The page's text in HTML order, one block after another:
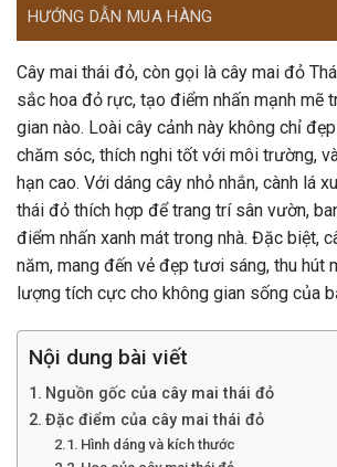
HƯỚNG DẪN MUA HÀNG
Cây mai thái đỏ, còn gọi là cây mai đỏ
sắc hoa đỏ rực, tạo điểm nhấn mạnh mẽ
gian nào. Loài cây cảnh này không chỉ
chăm sóc, thích nghi tốt với môi trường,
hạn cao. Với dáng cây nhỏ nhắn, cành lá
thái đỏ thích hợp để trang trí sân vườn,
điểm nhấn xanh mát trong nhà. Đặc biệt,
năm, mang đến vẻ đẹp tươi sáng, thu hút
lượng tích cực cho không gian sống của
Nội dung bài viết
Nguồn gốc của cây mai thái đỏ
Đặc điểm của cây mai thái đỏ
Hình dáng và kích thước